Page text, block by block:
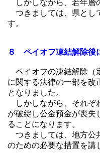
しかしながら、若年層
つきましては、県とし
す。
８ ペイオフ凍結解除後
ペイオフの凍結解除（
に関する法律の一部を改
となりました。
しかしながら、それぞ
が破綻し公金預金が喪失
ることになります。
つきましては、地方公
のための必要な措置を講